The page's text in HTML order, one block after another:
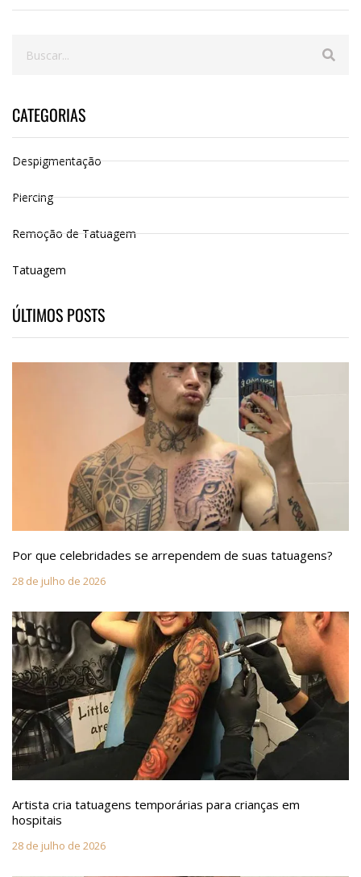
CATEGORIAS
Despigmentação
Piercing
Remoção de Tatuagem
Tatuagem
ÚLTIMOS POSTS
Por que celebridades se arrependem de suas tatuagens?
28 de julho de 2026
Artista cria tatuagens temporárias para crianças em
hospitais
28 de julho de 2026